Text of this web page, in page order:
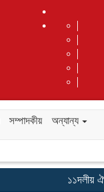
সম্পাদকীয় অন্যান্য
১১দলীয়